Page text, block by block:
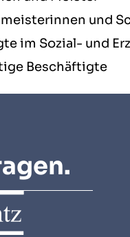
und
im Sozial- und
Beschäftigte